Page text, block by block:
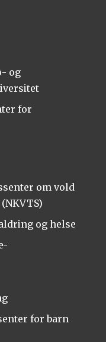
og
for
om vold
og helse
for barn